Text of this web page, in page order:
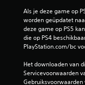
Als je deze game op
worden geüpdatet
deze game op PS5
die op PS4
PlayStation.com/bc
Het downloaden van
Servicevoorwaarden